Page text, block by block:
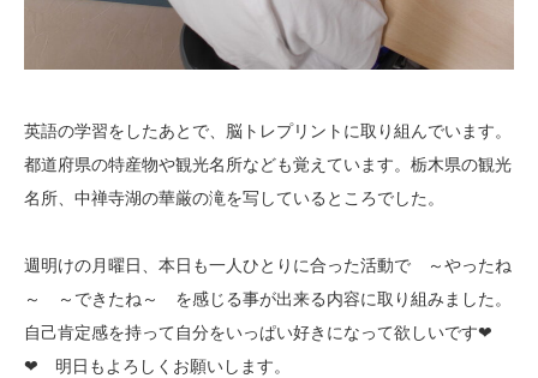
英語の学習をしたあとで、脳トレプリントに取り組んでいます。
都道府県の特産物や観光名所なども覚えています。栃木県の観光
名所、中禅寺湖の華厳の滝を写しているところでした。
週明けの月曜日、本日も一人ひとりに合った活動で ～やったね
～ ～できたね～ を感じる事が出来る内容に取り組みました。
自己肯定感を持って自分をいっぱい好きになって欲しいです❤
❤ 明日もよろしくお願いします。